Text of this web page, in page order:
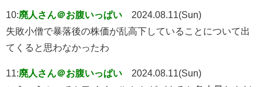
10:廃人さん＠お腹いっぱい
2024.08.11(Sun)
失敗小僧で暴落後の株価が乱高下していることについて出
てくると思わなかったわ
11:廃人さん＠お腹いっぱい
2024.08.11(Sun)